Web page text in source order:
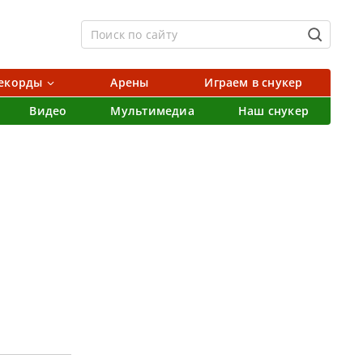
Арены
Играем в снукер
Видео Мультимедиа Наш снукер